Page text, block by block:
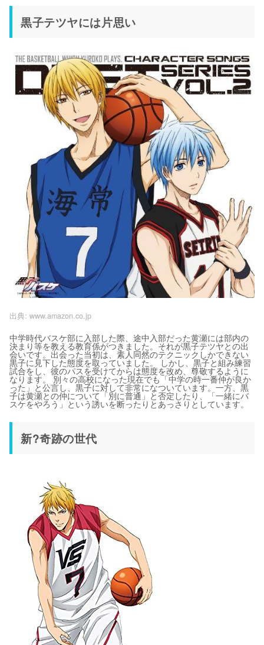
黒子テツヤには片思い
出典: www.amazon.co.jp
中学時代バスケ部に入部した際、途中入部だった黄瀬には部内の
決まり等を教える教育係がつきました。それが黒子テツヤとの出
会いです。出会った当初は、素人同然のテクニックしかできない
黒子に見下した態度を取っていました。 しかし、黒子と組み練習
試合をし、彼のパスを受けてからは態度を改め、尊敬するように
なります。 別々の高校になった現在でも「中学の時一番仲が良か
った」と公言し、黒子に対して非常になついています。一方、黒
子は黄瀬との仲について「別に普通」と否定したり、「一緒にバ
スケをやろう」という誘いを断ったりとあっさりとしています。
新?奇跡の世代